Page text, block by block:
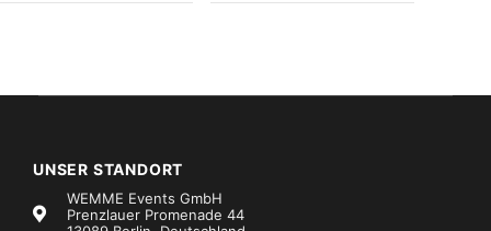
UNSER STANDORT
WEMME Events GmbH
Prenzlauer Promenade 44